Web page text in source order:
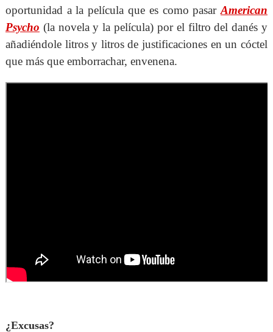
oportunidad a la película que es como pasarAmerican
Psycho (la novela y la película) por el filtro del danés y
añadiéndole litros y litros de justificaciones en un cóctel
que más que emborrachar, envenena.
¿Excusas?